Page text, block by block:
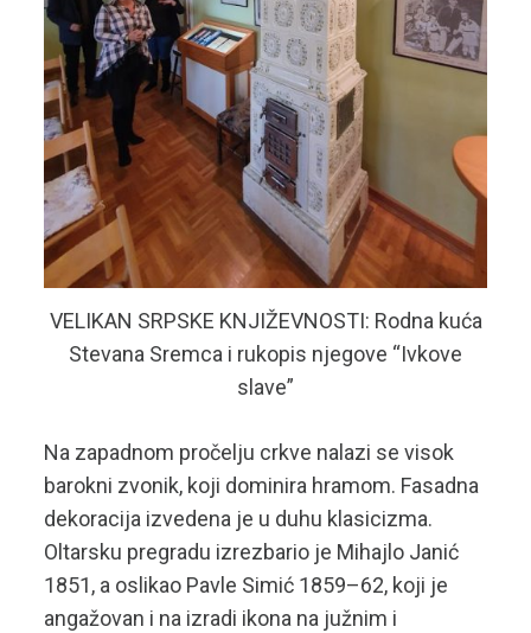
VELIKAN SRPSKE KNJIŽEVNOSTI: Rodna kuća
Stevana Sremca i rukopis njegove “Ivkove
slave”
Na zapadnom pročelju crkve nalazi se visok
barokni zvonik, koji dominira hramom. Fasadna
dekoracija izvedena je u duhu klasicizma.
Oltarsku pregradu izrezbario je Mihajlo Janić
1851, a oslikao Pavle Simić 1859–62, koji je
angažovan i na izradi ikona na južnim i